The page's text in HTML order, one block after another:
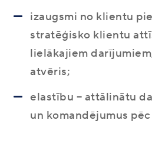
izaugsmi no klientu
stratēģisko klientu
lielākajiem
atvēris;
elastību – attālinātu
un komandējumus